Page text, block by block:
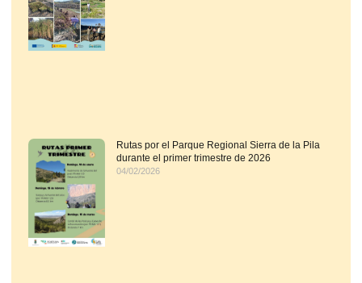
Rutas por el Parque Regional Sierra de la Pila
durante el primer trimestre de 2026
04/02/2026